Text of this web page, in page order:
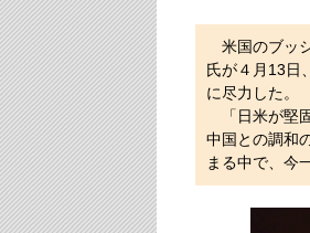
米国のブッ
氏が４月13日
に尽力した。
「日米が堅
中国との調和
まる中で、今